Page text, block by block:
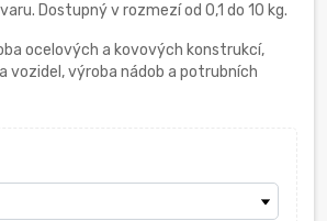
Dostupný v rozmezí od 0,1 do 10 kg.
ocelových a kovových konstrukcí,
vozidel, výroba nádob a potrubních